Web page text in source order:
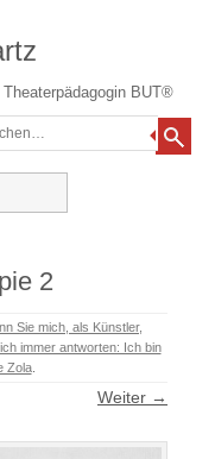
BUT®
2
Sie mich, als Künstler,
immer antworten: Ich bin
Zola.
Weiter →